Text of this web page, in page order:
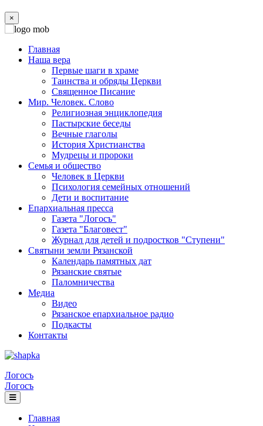
×
Главная
Наша вера
Первые шаги в храме
Таинства и обряды Церкви
Священное Писание
Мир. Человек. Слово
Религиозная энциклопедия
Пастырские беседы
Вечные глаголы
История Христианства
Мудрецы и пророки
Семья и общество
Человек в Церкви
Психология семейных отношений
Дети и воспитание
Епархиальная пресса
Газета "Логосъ"
Газета "Благовест"
Журнал для детей и подростков "Ступени"
Святыни земли Рязанской
Календарь памятных дат
Рязанские святые
Паломничества
Медиа
Видео
Рязанское епархиальное радио
Подкасты
Контакты
Логосъ
Логосъ
Главная